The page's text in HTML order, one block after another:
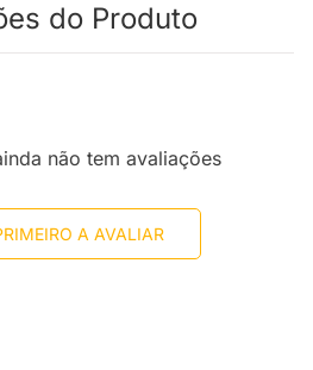
do Produto
não tem avaliações
A AVALIAR